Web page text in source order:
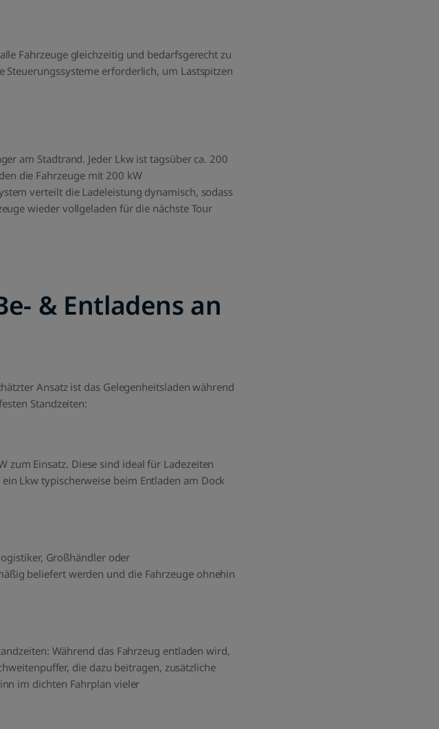
Fahrzeuge gleichzeitig und bedarfsgerecht zu
erforderlich, um Lastspitzen
am Stadtrand. Jeder Lkw ist tagsüber ca. 200
die Fahrzeuge mit 200 kW
verteilt die Ladeleistung dynamisch, sodass
wieder vollgeladen für die nächste Tour
& Entladens an
Ansatz ist das Gelegenheitsladen während
Standzeiten:
Einsatz. Diese sind ideal für Ladezeiten
Lkw typischerweise beim Entladen am Dock
Großhändler oder
beliefert werden und die Fahrzeuge ohnehin
Während das Fahrzeug entladen wird,
die dazu beitragen, zusätzliche
im dichten Fahrplan vieler